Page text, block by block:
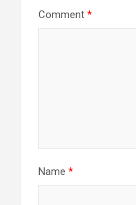
Comment *
Name *